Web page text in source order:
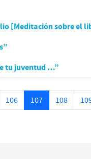
[Meditación sobre el
tu juventud …”
106 107 108